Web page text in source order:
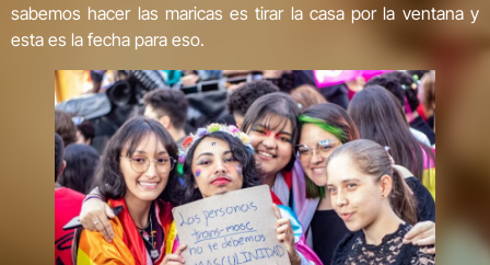
sabemos hacer las maricas es tirar la casa por la ventana y
esta es la fecha para eso.